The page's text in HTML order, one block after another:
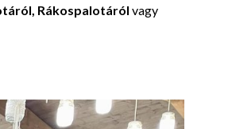
Rákospalotáról vagy